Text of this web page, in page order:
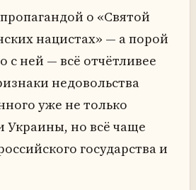
о «Святой
нацистах» — а порой
с ней — всё отчётливее
недовольства
уже не только
Украины, но всё чаще
государства и